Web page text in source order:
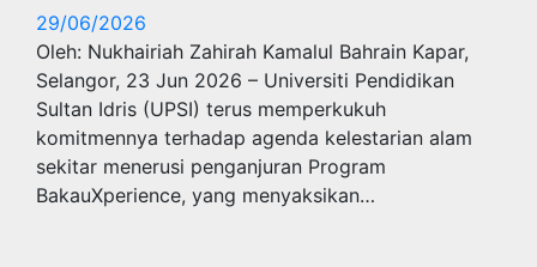
29/06/2026
Oleh: Nukhairiah Zahirah Kamalul Bahrain Kapar,
Selangor, 23 Jun 2026 – Universiti Pendidikan
Sultan Idris (UPSI) terus memperkukuh
komitmennya terhadap agenda kelestarian alam
sekitar menerusi penganjuran Program
BakauXperience, yang menyaksikan…